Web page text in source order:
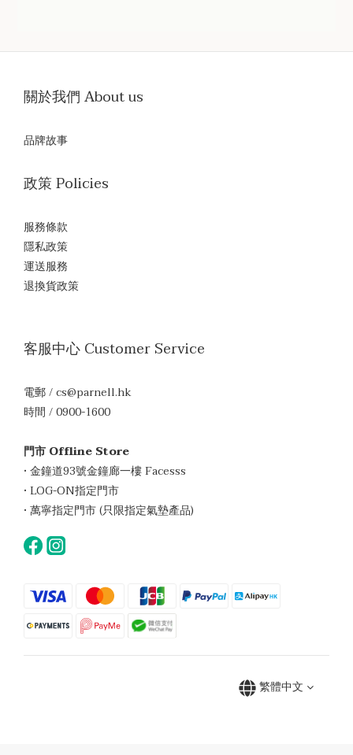
關於我們 About us
品牌故事
政策 Policies
服務條款
隱私政策
運送服務
退換貨政策
客服中心 Customer Service
電郵 / cs@parnell.hk
時間 / 0900-1600
門市 Offline Store
• 金鐘道93號金鐘廊一樓 Facesss
• LOG-ON指定門市
• 萬寧指定門市 (只限指定氣墊產品)
繁體中文